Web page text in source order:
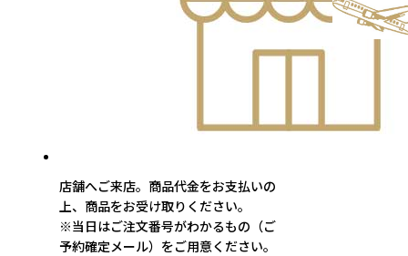
店舗へご来店。商品代金をお支払いの
上、商品をお受け取りください。
※当日はご注文番号がわかるもの（ご
予約確定メール）をご用意ください。